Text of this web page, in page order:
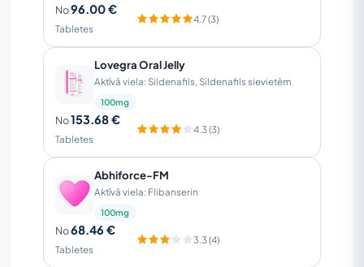
No96.00 €
Tabletes
4.7 (3)
Lovegra Oral Jelly
Aktīvā viela: Sildenafils, Sildenafils sievietēm
100mg
No153.68 €
Tabletes
4.3 (3)
Abhiforce-FM
Aktīvā viela: Flibanserin
100mg
No68.46 €
Tabletes
3.3 (4)